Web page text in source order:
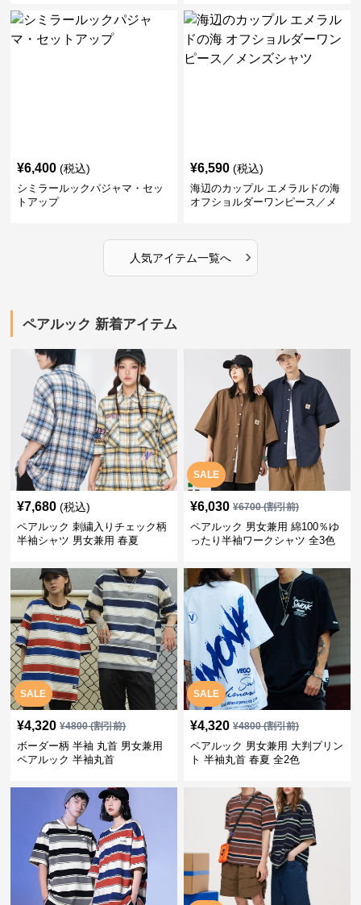
¥6,400 (税込)
シミラールックパジャマ・セッ
トアップ
¥6,590 (税込)
海辺のカップル エメラルドの海
オフショルダーワンピース／メ
人気アイテム一覧へ ›
ペアルック 新着アイテム
¥7,680 (税込)
ペアルック 刺繍入りチェック柄
半袖シャツ 男女兼用 春夏
SALE
¥6,030 ¥6700(割引前)
ペアルック 男女兼用 綿100％ゆ
ったり半袖ワークシャツ 全3色
SALE
¥4,320 ¥4800(割引前)
ボーダー柄 半袖 丸首 男女兼用
ペアルック 半袖丸首
SALE
¥4,320 ¥4800(割引前)
ペアルック 男女兼用 大判プリン
ト 半袖丸首 春夏 全2色